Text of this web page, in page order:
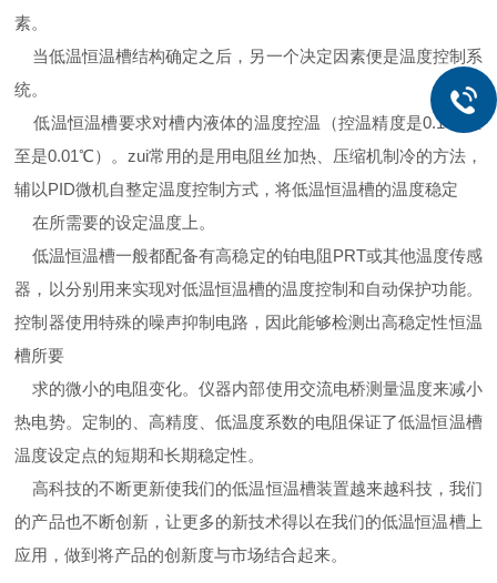
素。
当低温恒温槽结构确定之后，另一个决定因素便是温度控制系
统。
低温恒温槽要求对槽内液体的温度控温（控温精度是0.1 ℃甚
至是0.01℃）。zui常用的是用电阻丝加热、压缩机制冷的方法，
辅以PID微机自整定温度控制方式，将低温恒温槽的温度稳定
在所需要的设定温度上。
低温恒温槽一般都配备有高稳定的铂电阻PRT或其他温度传感
器，以分别用来实现对低温恒温槽的温度控制和自动保护功能。
控制器使用特殊的噪声抑制电路，因此能够检测出高稳定性恒温
槽所要
求的微小的电阻变化。仪器内部使用交流电桥测量温度来减小
热电势。定制的、高精度、低温度系数的电阻保证了低温恒温槽
温度设定点的短期和长期稳定性。
高科技的不断更新使我们的低温恒温槽装置越来越科技，我们
的产品也不断创新，让更多的新技术得以在我们的低温恒温槽上
应用，做到将产品的创新度与市场结合起来。